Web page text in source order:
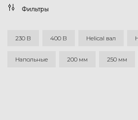
Фильтры
230 В 400 В Helical вал
Напольные 200 мм 250 мм